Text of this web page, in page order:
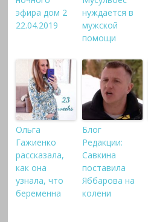
эфира дом 2
22.04.2019
нуждается в
мужской
помощи
Ольга
Гажиенко
рассказала,
как она
узнала, что
беременна
Блог
Редакции:
Савкина
поставила
Яббарова на
колени